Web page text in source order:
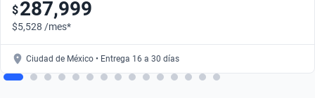
$287,999
$5,528 /mes*
Ciudad de México • Entrega 16 a 30 días